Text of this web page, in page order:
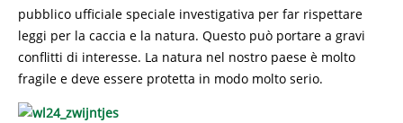
pubblico ufficiale speciale investigativa per far rispettare
leggi per la caccia e la natura. Questo può portare a gravi
conflitti di interesse. La natura nel nostro paese è molto
fragile e deve essere protetta in modo molto serio.